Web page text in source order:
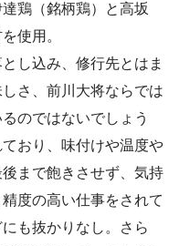
鶏（銘柄鶏）と高坂
使用。
し込み、修行先とはま
さ、前川大将ならでは
のではないでしょう
おり、味付けや温度や
まで飽きさせず、気持
度の高い仕事をされて
も抜かりなし。さら